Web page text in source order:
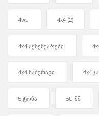
4wd 4x4 (2)
4x4 აქსესუარები
4x4 საბურავი 4x4
5 ტონა 50 მმ